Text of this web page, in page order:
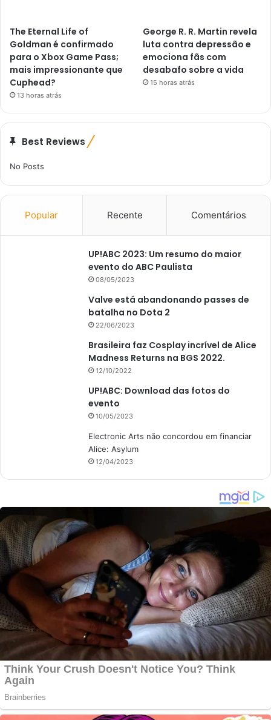
The Eternal Life of
Goldman é confirmado
para o Xbox Game Pass;
mais impressionante que
Cuphead?
13 horas atrás
George R. R. Martin revela
luta contra depressão e
emociona fãs com
desabafo sobre a vida
15 horas atrás
Best Reviews
No Posts
Popular Recente Comentários
UP!ABC 2023: Um resumo do maior
evento do ABC Paulista
08/05/2023
Valve está abandonando passes de
batalha no Dota 2
22/06/2023
Brasileira faz Cosplay incrível de Alice
Madness Returns na BGS 2022.
12/10/2022
UP!ABC: Download das fotos do
evento
10/05/2023
Electronic Arts não concordou em financiar
Alice: Asylum
12/04/2023